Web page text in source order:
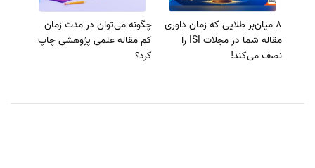
8 میان‌بر طلایی که زمان داوری
مقاله شما در مجلات ISI را
نصف می‌کند!
چگونه می‌توان در مدت زمان
کم مقاله علمی پژوهشی چاپ
کرد؟